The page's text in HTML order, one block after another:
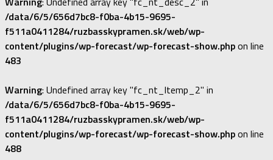
/data/6/5/656d7bc8-f0ba-4b15-9695-
f511a0411284/ruzbasskypramen.sk/web/wp-
content/plugins/wp-forecast/wp-forecast-show.phpon line
483
Warning: Undefined array key "fc_nt_ltemp_2" in
/data/6/5/656d7bc8-f0ba-4b15-9695-
f511a0411284/ruzbasskypramen.sk/web/wp-
content/plugins/wp-forecast/wp-forecast-show.phpon line
488